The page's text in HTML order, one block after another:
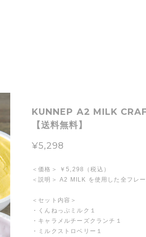
KUNNEP A2 MILK
【送料無料】
¥5,298
＜価格＞ ￥5,298（税込）
＜説明＞ A2 MILK を使用した全フレ
＜セット内容＞
・くんねっぷミルク１
・キャラメルチーズクランチ１
・ミルクストロベリー１